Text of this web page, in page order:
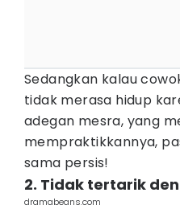
Sedangkan kalau
tidak merasa hidup
adegan mesra, yang
mempraktikkannya,
sama persis!
2. Tidak tertarik
dramabeans.com